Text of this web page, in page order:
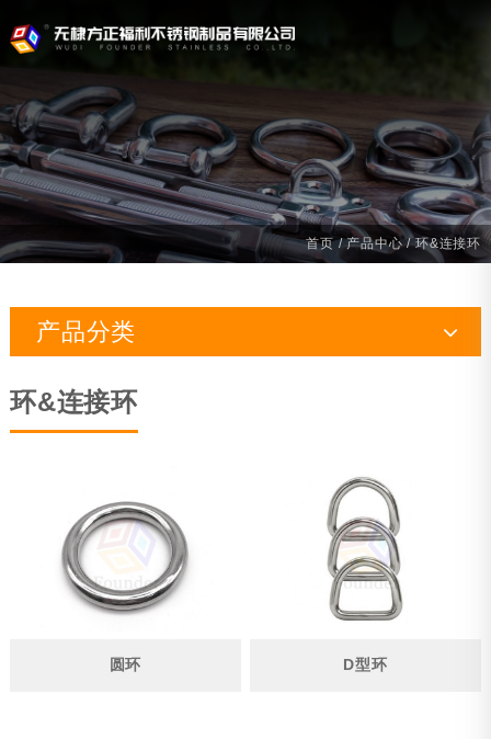
首页/产品中心/ 环&连接环
产品分类
钢丝绳
链条
环&连接环
圆环 D型环